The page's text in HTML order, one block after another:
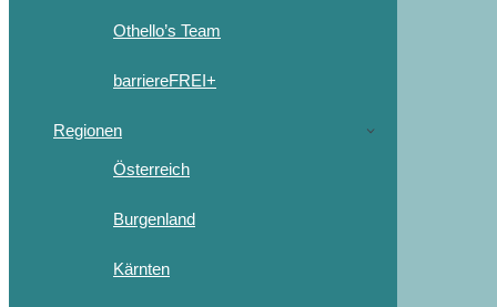
Othello’s Team
barriereFREI+
Regionen
Österreich
Burgenland
Kärnten